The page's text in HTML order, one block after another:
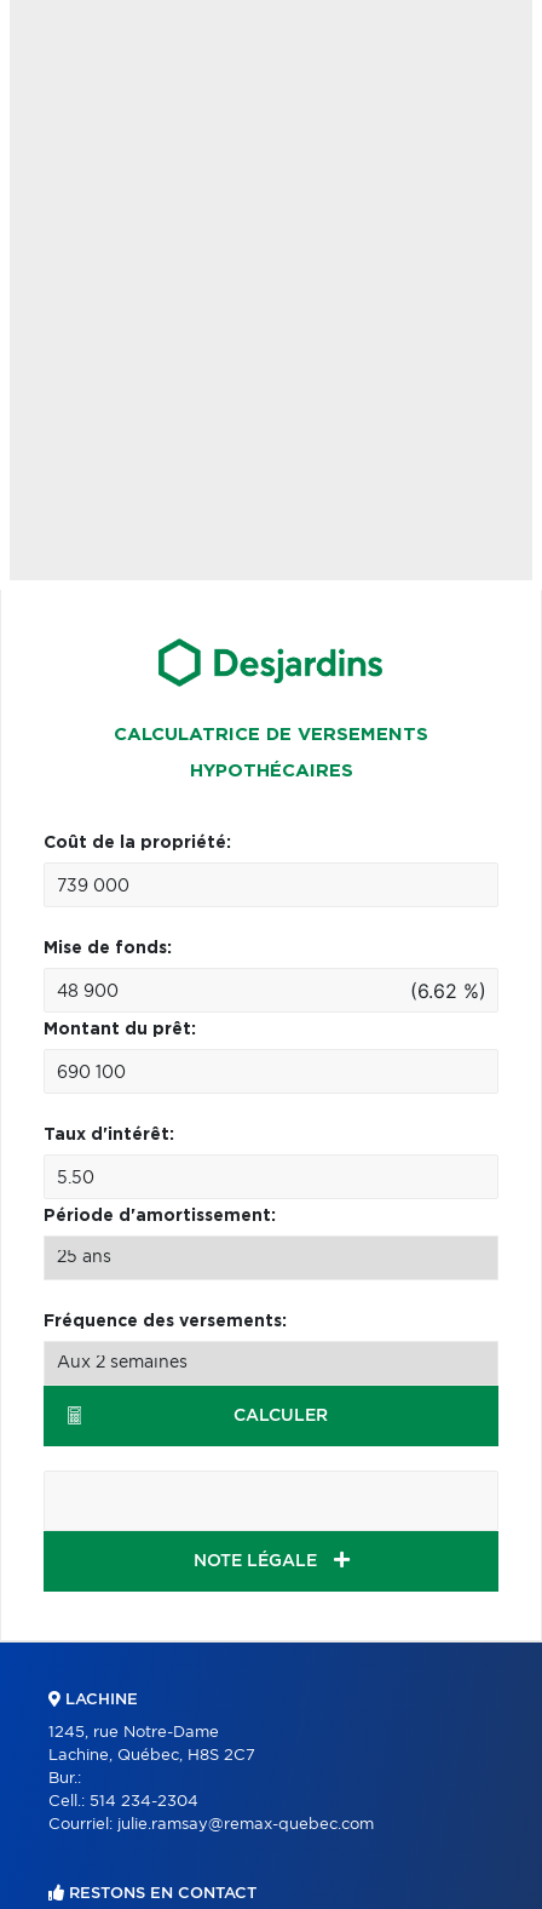
CALCULATRICE DE VERSEMENTS
HYPOTHÉCAIRES
Coût de la propriété:
Mise de fonds:
(6.62 %)
Montant du prêt:
Taux d'intérêt:
Période d'amortissement:
Fréquence des versements:
CALCULER
NOTE LÉGALE
LACHINE
1245, rue Notre-Dame
Lachine, Québec, H8S 2C7
Bur.:
Cell.: 514 234-2304
Courriel: julie.ramsay@remax-quebec.com
RESTONS EN CONTACT